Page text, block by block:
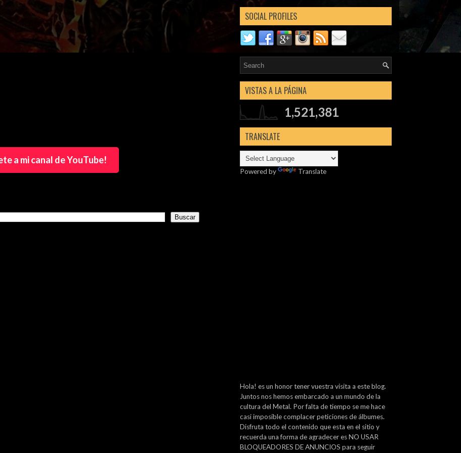
a mi canal de YouTube!
SOCIAL PROFILES
VISTAS A LA PÁGINA
1,521,381
TRANSLATE
Powered by Translate
Hola! es un honor tener vuestra visita a este blog.
Juntos nos hemos embarcado a un mundo de la
cultura del Metal. Por falta de tiempo se me hace
casi imposible complacer peticiones de álbumes.
Disfruta todo el contenido que esta en el sitio y
recuerda una forma de agradecer es NO USAR
BLOQUEADORES DE ANUNCIOS para seguir